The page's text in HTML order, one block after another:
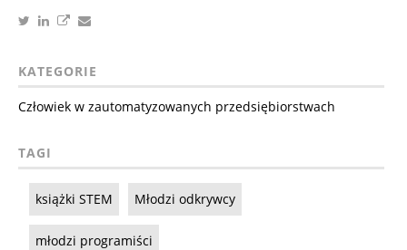
KATEGORIE
Człowiek w zautomatyzowanych przedsiębiorstwach
TAGI
książki STEM Młodzi odkrywcy
młodzi programiści